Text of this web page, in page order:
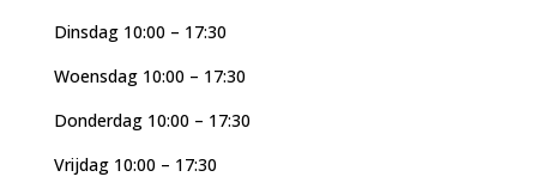
Dinsdag 10:00 – 17:30
Woensdag 10:00 – 17:30
Donderdag 10:00 – 17:30
Vrijdag 10:00 – 17:30